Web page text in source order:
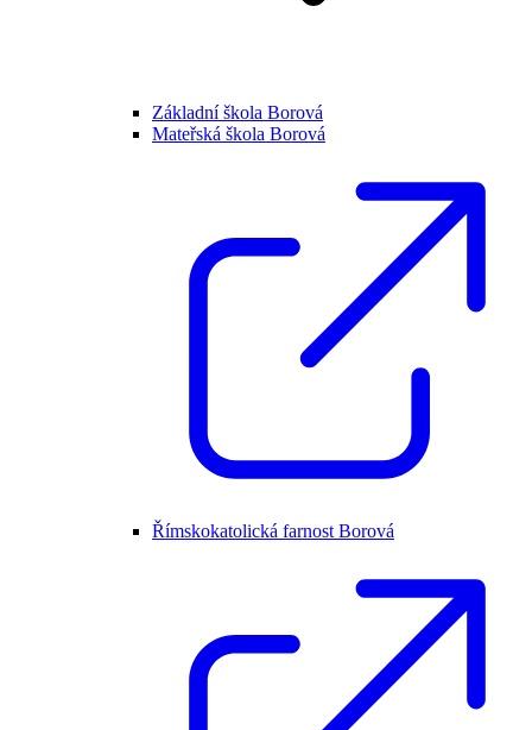
Základní škola Borová
Mateřská škola Borová
Římskokatolická farnost Borová